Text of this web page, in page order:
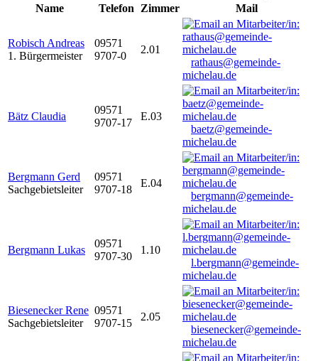
Name
Telefon Zimmer Mail
Robisch Andreas
1. Bürgermeister
09571
9707-0
2.01
rathaus@gemeinde-
michelau.de
Bätz Claudia
09571
9707-17
E.03
baetz@gemeinde-
michelau.de
Bergmann Gerd
Sachgebietsleiter
09571
9707-18
E.04
bergmann@gemeinde-
michelau.de
Bergmann Lukas
09571
9707-30
1.10
l.bergmann@gemeinde-
michelau.de
Biesenecker Rene
Sachgebietsleiter
09571
9707-15
2.05
biesenecker@gemeinde-
michelau.de